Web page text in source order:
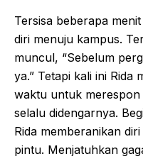
Tersisa beberapa
diri menuju kampus.
muncul, “Sebelum
ya.” Tetapi kali ini Rida
waktu untuk
selalu didengarnya.
Rida memberanikan
pintu. Menjatuhkan